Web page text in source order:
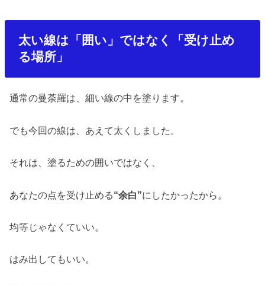
太い線は「囲い」ではなく「受け止め
る場所」
通常の曼荼羅は、細い線の中を塗ります。
でも今回の線は、あえて太くしました。
それは、塗るための囲いではなく、
あなたの点を受け止める“余白”にしたかったから。
均等じゃなくていい。
はみ出してもいい。